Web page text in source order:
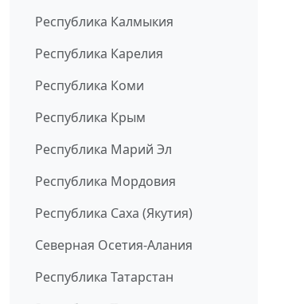
Республика Калмыкия
Республика Карелия
Республика Коми
Республика Крым
Республика Марий Эл
Республика Мордовия
Республика Саха (Якутия)
Северная Осетия-Алания
Республика Татарстан